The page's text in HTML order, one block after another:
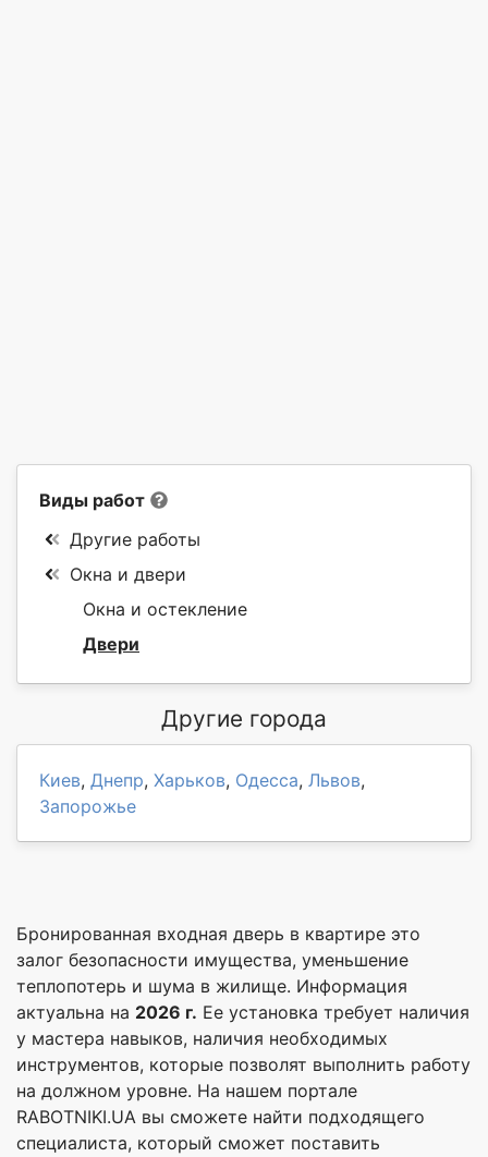
Виды работ
Другие работы
Окна и двери
Окна и остекление
Двери
Другие города
Киев, Днепр, Харьков, Одесса, Львов,
Запорожье
Бронированная входная дверь в квартире это
залог безопасности имущества, уменьшение
теплопотерь и шума в жилище. Информация
актуальна на 2026 г. Ее установка требует наличия
у мастера навыков, наличия необходимых
инструментов, которые позволят выполнить работу
на должном уровне. На нашем портале
RABOTNIKI.UA вы сможете найти подходящего
специалиста, который сможет поставить